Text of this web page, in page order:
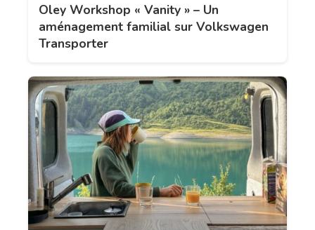
Oley Workshop « Vanity » – Un
aménagement familial sur Volkswagen
Transporter